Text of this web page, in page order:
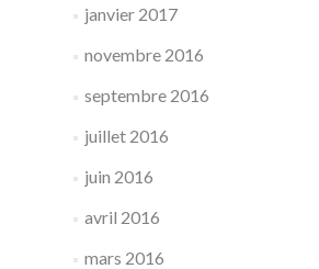
janvier 2017
novembre 2016
septembre 2016
juillet 2016
juin 2016
avril 2016
mars 2016